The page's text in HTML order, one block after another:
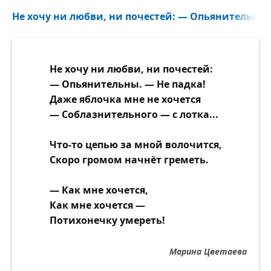
И дорогами шёл он и без дорог,
Но нигде отыскать старика не мог.
Бормотал среди улиц и площадей:
— Я найду тебя, старец, любой ценой! —
И страдал, повстречавшись с двойной
душой.
Мчат года, а быть может, прошли века,
Но всё так же твердит он: — Най-ду... най-
ду-у-у...
Только эхо чуть слышно в ответ: — Ау-у-у...
Не хочу ни любви, ни почестей: —
Не хочу ни любви, ни почестей:
— Опьянительны. — Не падка!
Даже яблочка мне не хочется
— Соблазнительного — с лотка...
Что-то цепью за мной волочится,
Скоро громом начнёт греметь.
— Как мне хочется,
Как мне хочется —
Потихонечку умереть!
Марина Цветаева